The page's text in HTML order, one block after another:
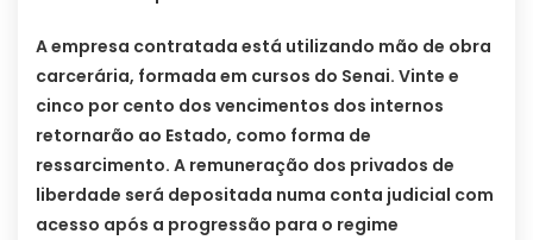
A empresa contratada está utilizando mão de obra
carcerária, formada em cursos do Senai. Vinte e
cinco por cento dos vencimentos dos internos
retornarão ao Estado, como forma de
ressarcimento. A remuneração dos privados de
liberdade será depositada numa conta judicial com
acesso após a progressão para o regime